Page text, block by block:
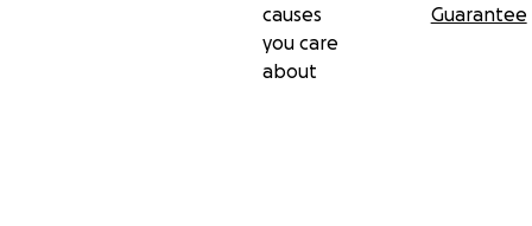
causes
you care
about
Guarantee